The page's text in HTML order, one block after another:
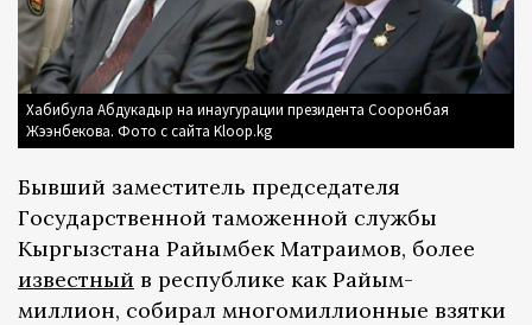
Хабибула Абдукадыр на инаугурации президента Сооронбая
Жээнбекова. Фото с сайта Kloop.kg
Бывший заместитель председателя
Государственной таможенной службы
Кыргызстана Райымбек Матраимов, более
известный в республике как Райым-
миллион, собирал многомиллионные взятки